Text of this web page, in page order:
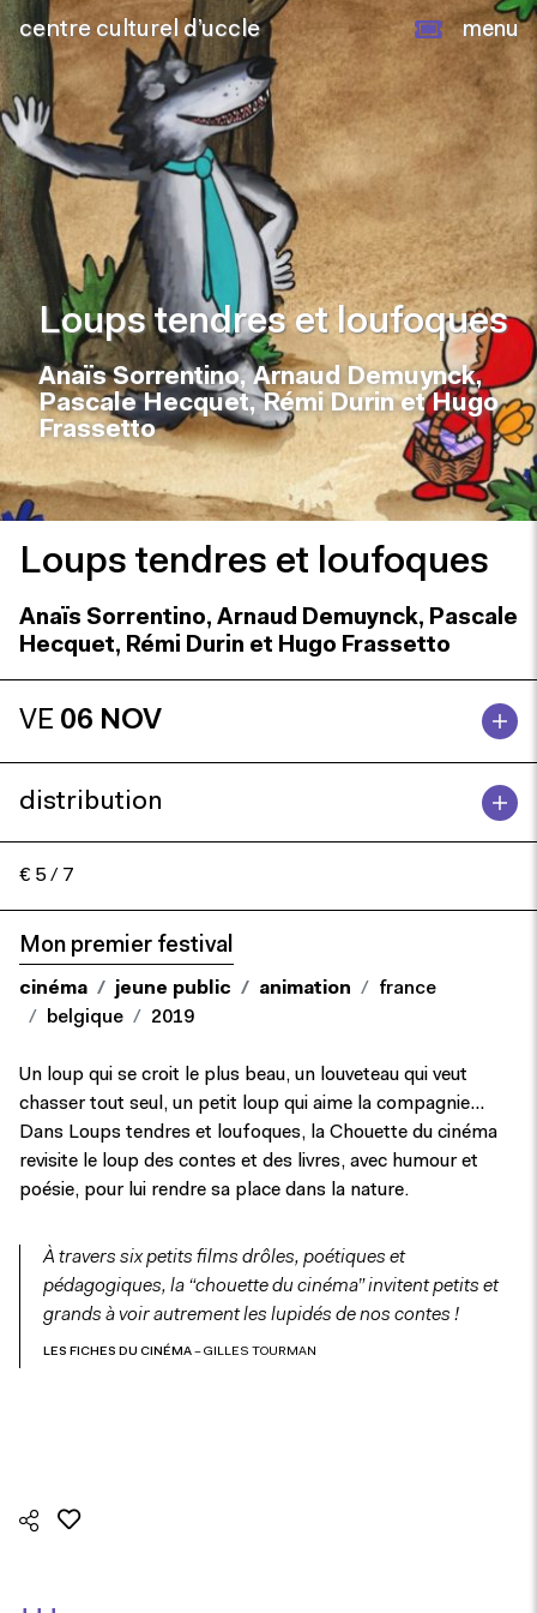
centre culturel d’uccle menu
Loups tendres et loufoques
Anaïs Sorrentino, Arnaud Demuynck,
Pascale Hecquet, Rémi Durin et Hugo
Frassetto
Loups tendres et loufoques
Anaïs Sorrentino, Arnaud Demuynck, Pascale
Hecquet, Rémi Durin et Hugo Frassetto
VE 06 NOV
distribution
€ 5 / 7
Mon premier festival
cinéma jeune public animation
france
belgique
2019
Un loup qui se croit le plus beau, un louveteau qui veut
chasser tout seul, un petit loup qui aime la compagnie…
Dans Loups tendres et loufoques, la Chouette du cinéma
revisite le loup des contes et des livres, avec humour et
poésie, pour lui rendre sa place dans la nature.
À travers six petits films drôles, poétiques et
pédagogiques, la “chouette du cinéma” invitent petits et
grands à voir autrement les lupidés de nos contes !
LES FICHES DU CINÉMA– GILLES TOURMAN